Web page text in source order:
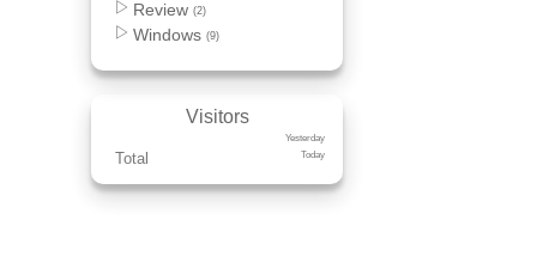
Review (2)
Windows (9)
Visitors
Total
Yesterday
Today